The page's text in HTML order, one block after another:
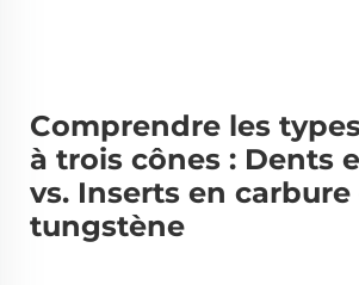
Comprendre les
à trois cônes : Dents
vs. Inserts en carbure
tungstène